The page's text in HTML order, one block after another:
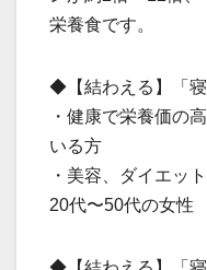
栄養食です。
◆【結わえる】「
・健康で栄養価の
いる方
・美容、ダイエッ
20代〜50代の女性